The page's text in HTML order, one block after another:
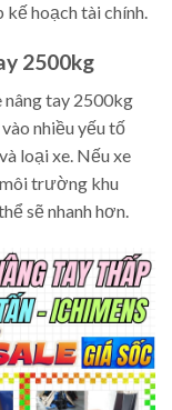
hoạch tài chính.
2500kg
nâng tay 2500kg
nhiều yếu tố
loại xe. Nếu xe
trường khu
sẽ nhanh hơn.